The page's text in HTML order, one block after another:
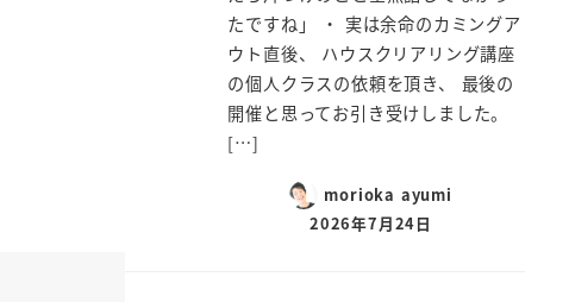
たですね」 ・ 実は余命のカミングア
ウト直後、 ハウスクリアリング講座
の個人クラスの依頼を頂き、 最後の
開催と思ってお引き受けしました。
[…]
morioka ayumi
2026年7月24日